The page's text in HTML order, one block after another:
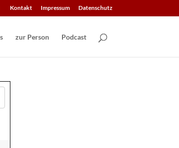
Kontakt Impressum Datenschutz
zur Person Podcast